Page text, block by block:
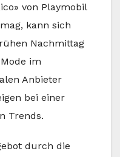
von Playmobil
kann sich
Nachmittag
im
Anbieter
bei einer
Trends.
durch die